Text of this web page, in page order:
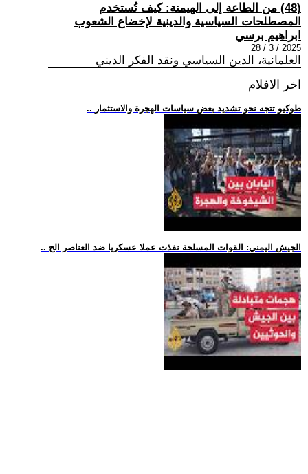
(48) من الطاعة إلى الهيمنة: كيف تُستخدم
المصطلحات السياسية والدينية لإخضاع الشعوب
ابراهيم برسي
2025 / 3 / 28
العلمانية، الدين السياسي ونقد الفكر الديني
اخر الافلام
.. طوكيو تتجه نحو تشديد بعض سياسات الهجرة والاستثمار
.. الجيش اليمني: القوات المسلحة نفذت عملا عسكريا ضد العناصر الح